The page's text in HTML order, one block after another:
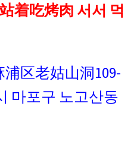
着吃烤肉 서서 먹
区老姑山洞109-
마포구 노고산동